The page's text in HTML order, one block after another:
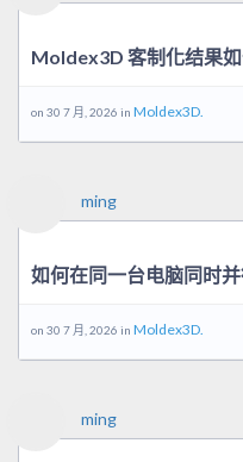
Moldex3D 客制化结果
on 30 7 月, 2026 in Moldex3D.
ming
如何在同一台电脑同时
on 30 7 月, 2026 in Moldex3D.
ming